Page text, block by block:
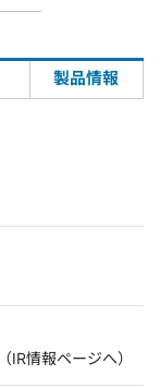
製品情報
ンクを新しいウィンド
情報ページへ）